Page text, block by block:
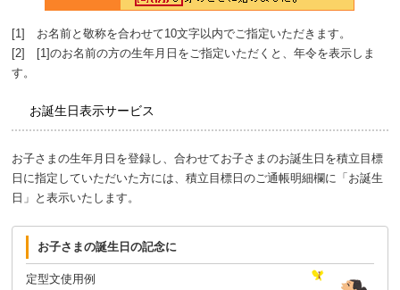
[1] お名前と敬称を合わせて10文字以内でご指定いただきます。
[2] [1]のお名前の方の生年月日をご指定いただくと、年令を表示しま
す。
お誕生日表示サービス
お子さまの生年月日を登録し、合わせてお子さまのお誕生日を積立目標
日に指定していただいた方には、積立目標日のご通帳明細欄に「お誕生
日」と表示いたします。
お子さまの誕生日の記念に
定型文使用例